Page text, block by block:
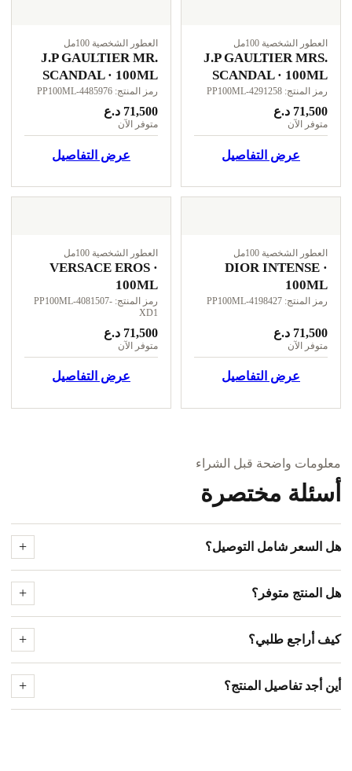
العطور الشخصية 100مل
J.P GAULTIER MRS.
SCANDAL · 100ML
رمز المنتج: PP100ML-4291258
71,500 د.ع
متوفر الآن
عرض التفاصيل
العطور الشخصية 100مل
J.P GAULTIER MR.
SCANDAL · 100ML
رمز المنتج: PP100ML-4485976
71,500 د.ع
متوفر الآن
عرض التفاصيل
العطور الشخصية 100مل
DIOR INTENSE ·
100ML
رمز المنتج: PP100ML-4198427
71,500 د.ع
متوفر الآن
عرض التفاصيل
العطور الشخصية 100مل
VERSACE EROS ·
100ML
رمز المنتج: PP100ML-4081507-
XD1
71,500 د.ع
متوفر الآن
عرض التفاصيل
معلومات واضحة قبل الشراء
أسئلة مختصرة
هل السعر شامل التوصيل؟
هل المنتج متوفر؟
كيف أراجع طلبي؟
أين أجد تفاصيل المنتج؟